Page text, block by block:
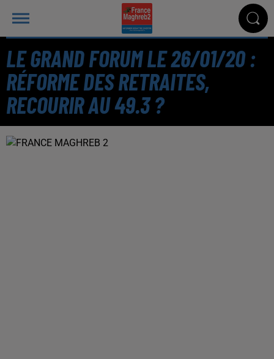
LE GRAND FORUM LE 26/01/20 :
RÉFORME DES RETRAITES,
RECOURIR AU 49.3 ?